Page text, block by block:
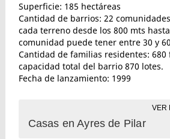
Superficie: 185 hectáreas
Cantidad de barrios: 22
cada terreno desde los 800 mts
comunidad puede tener entre 30 y
Cantidad de familias residentes: 680
capacidad total del barrio 870 lotes.
Fecha de lanzamiento: 1999
Casas en Ayres de Pilar
VER